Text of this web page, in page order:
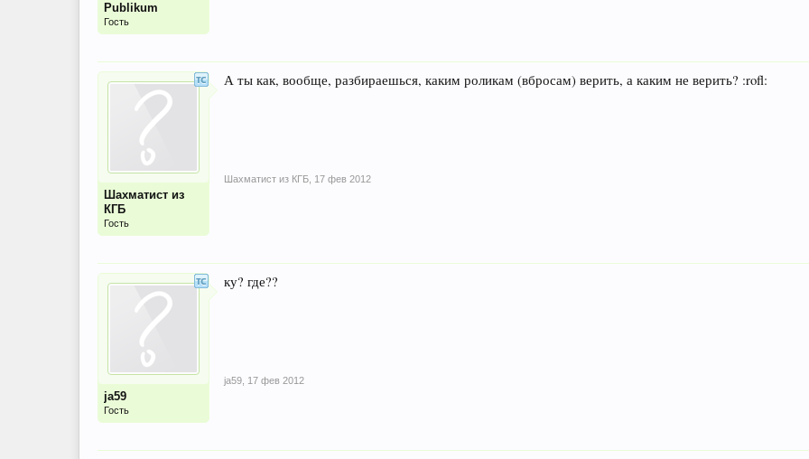
Publikum
Гость
Шахматист из
КГБ
Гость
А ты как, вообще, разбираешься, каким роликам (вбросам) верить, а каким не верить? :rofl:
Шахматист из КГБ 17 фев 2012
ja59
Гость
ку? где??
ja59 17 фев 2012